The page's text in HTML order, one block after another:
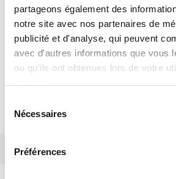
partageons également des
notre site avec nos partenaires de
publicité et d'analyse, qui peuvent
avec d'autres informations que vous
ou qu'ils ont obtenues lors de votre
Nécessaires
Préférences
-résiste à la maladie des ormes:
-procure un abri intime et
Spécifications
Biodiversité
Nom du produit
Nom du produit